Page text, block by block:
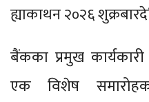
ह्याकाथन २०२६
बैंकका प्रमुख
एक विशेष